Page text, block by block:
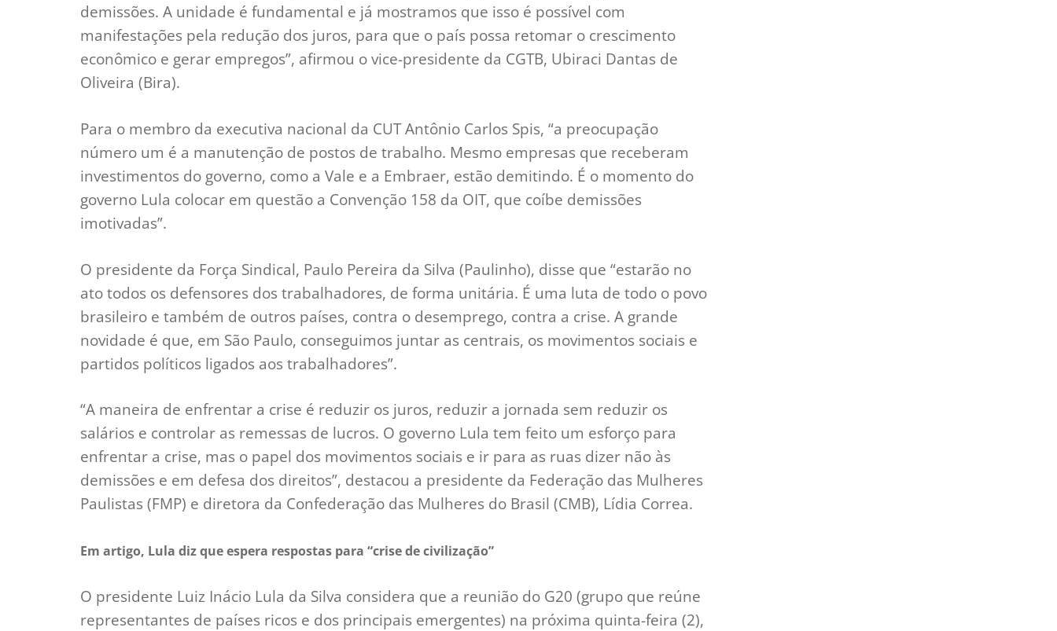
demissões. A unidade é fundamental e já mostramos que isso é possível com
manifestações pela redução dos juros, para que o país possa retomar o crescimento
econômico e gerar empregos”, afirmou o vice-presidente da CGTB, Ubiraci Dantas de
Oliveira (Bira).
Para o membro da executiva nacional da CUT Antônio Carlos Spis, “a preocupação
número um é a manutenção de postos de trabalho. Mesmo empresas que receberam
investimentos do governo, como a Vale e a Embraer, estão demitindo. É o momento do
governo Lula colocar em questão a Convenção 158 da OIT, que coíbe demissões
imotivadas”.
O presidente da Força Sindical, Paulo Pereira da Silva (Paulinho), disse que “estarão no
ato todos os defensores dos trabalhadores, de forma unitária. É uma luta de todo o povo
brasileiro e também de outros países, contra o desemprego, contra a crise. A grande
novidade é que, em São Paulo, conseguimos juntar as centrais, os movimentos sociais e
partidos políticos ligados aos trabalhadores”.
“A maneira de enfrentar a crise é reduzir os juros, reduzir a jornada sem reduzir os
salários e controlar as remessas de lucros. O governo Lula tem feito um esforço para
enfrentar a crise, mas o papel dos movimentos sociais e ir para as ruas dizer não às
demissões e em defesa dos direitos”, destacou a presidente da Federação das Mulheres
Paulistas (FMP) e diretora da Confederação das Mulheres do Brasil (CMB), Lídia Correa.
Em artigo, Lula diz que espera respostas para “crise de civilização”
O presidente Luiz Inácio Lula da Silva considera que a reunião do G20 (grupo que reúne
representantes de países ricos e dos principais emergentes) na próxima quinta-feira (2),